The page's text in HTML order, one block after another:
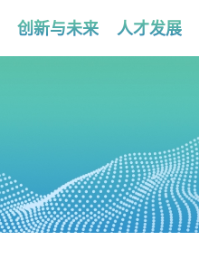
创新与未来 人才发展